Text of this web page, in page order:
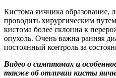
Кистома яичника образование,
проводить хирургическим
кистома более склонна к
опухоль. Очень важна ранняя
постоянный контроль за
Видео о симптомах и
также об отличии кисты